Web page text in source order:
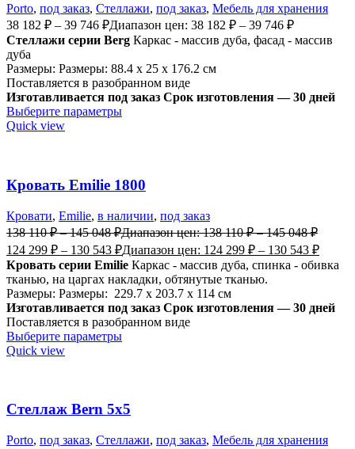
Porto, под заказ, Стеллажи, под заказ, Мебель для хранения
38 182 ₽ – 39 746 ₽Диапазон цен: 38 182 ₽ – 39 746 ₽
Стеллажи серии Berg Каркас - массив дуба, фасад - массив
дуба
Размеры: Размеры: 88.4 x 25 x 176.2 см
Поставляется в разобранном виде
Изготавливается под заказ Срок изготовления — 30 дней
Выберите параметры
Quick view
Кровать Emilie 1800
Кровати, Emilie, в наличии, под заказ
138 110₽ – 145 048₽Диапазон цен: 138 110 ₽ – 145 048 ₽
124 299 ₽ – 130 543 ₽Диапазон цен: 124 299 ₽ – 130 543 ₽
Кровать серии Emilie Каркас - массив дуба, спинка - обивка
тканью, на царгах накладки, обтянутые тканью.
Размеры: Размеры: 229.7 x 203.7 x 114 см
Изготавливается под заказ Срок изготовления — 30 дней
Поставляется в разобранном виде
Выберите параметры
Quick view
Стеллаж Bern 5х5
Porto, под заказ, Стеллажи, под заказ, Мебель для хранения